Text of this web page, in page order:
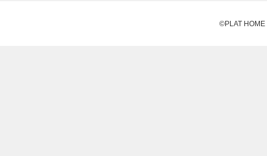
©PLAT HOME